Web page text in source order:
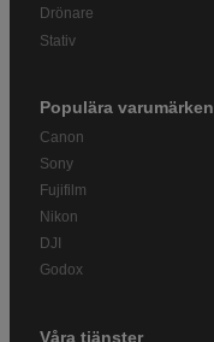
Drönare
Stativ
Populära varumärken
Canon
Sony
Fujifilm
Nikon
DJI
Godox
Våra tjänster